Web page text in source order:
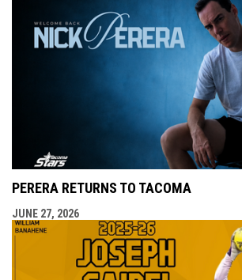
PERERA RETURNS TO TACOMA
JUNE 27, 2026